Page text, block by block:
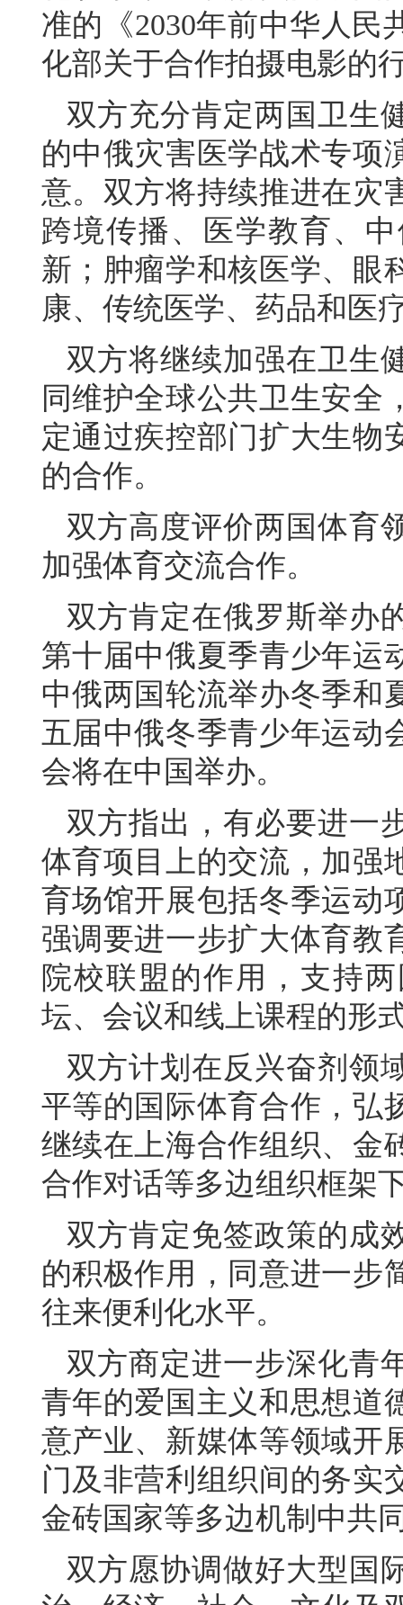
准的《2030年前中华人民
化部关于合作拍摄电影的
双方充分肯定两国卫生
的中俄灾害医学战术专项
意。双方将持续推进在灾
跨境传播、医学教育、
新；肿瘤学和核医学、眼
康、传统医学、药品和医
双方将继续加强在卫生
同维护全球公共卫生安全
定通过疾控部门扩大生物
的合作。
双方高度评价两国体育
加强体育交流合作。
双方肯定在俄罗斯举办
第十届中俄夏季青少年运
中俄两国轮流举办冬季和
五届中俄冬季青少年运动
会将在中国举办。
双方指出，有必要进一
体育项目上的交流，加强
育场馆开展包括冬季运动
强调要进一步扩大体育教
院校联盟的作用，支持
坛、会议和线上课程的形
双方计划在反兴奋剂领
平等的国际体育合作，弘
继续在上海合作组织、金
合作对话等多边组织框架
双方肯定免签政策的成
的积极作用，同意进一步
往来便利化水平。
双方商定进一步深化青
青年的爱国主义和思想道
意产业、新媒体等领域开
门及非营利组织间的务实
金砖国家等多边机制中共
双方愿协调做好大型国